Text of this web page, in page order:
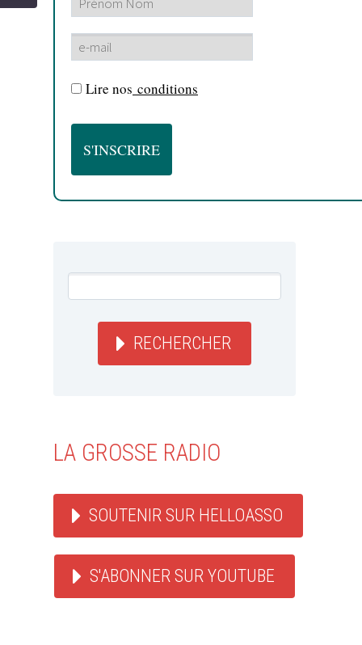
Lire nos conditions
RECHERCHER
LA GROSSE RADIO
SOUTENIR SUR HELLOASSO
S'ABONNER SUR YOUTUBE